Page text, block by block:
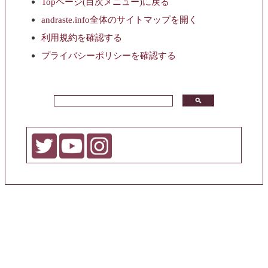
andraste.info全体のサイトマップを開く
利用規約を確認する
プライバシーポリシーを確認する